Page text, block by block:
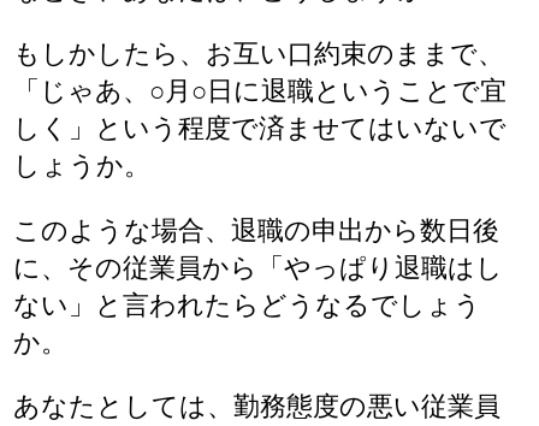
もしかしたら、お互い口約束のままで、
「じゃあ、○月○日に退職ということで宜
しく」という程度で済ませてはいないで
しょうか。
このような場合、退職の申出から数日後
に、その従業員から「やっぱり退職はし
ない」と言われたらどうなるでしょう
か。
あなたとしては、勤務態度の悪い従業員